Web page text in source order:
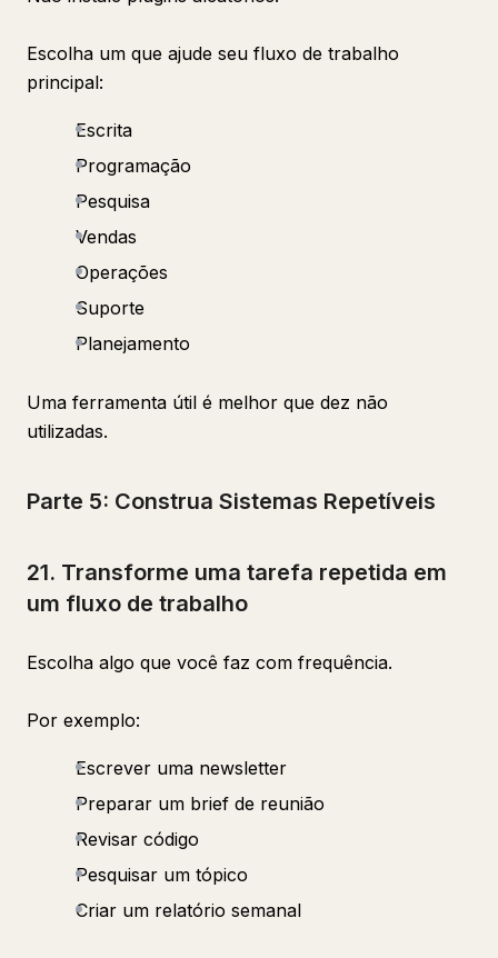
Escolha um que ajude seu fluxo de trabalho
principal:
Escrita
Programação
Pesquisa
Vendas
Operações
Suporte
Planejamento
Uma ferramenta útil é melhor que dez não
utilizadas.
Parte 5: Construa Sistemas Repetíveis
21. Transforme uma tarefa repetida em
um fluxo de trabalho
Escolha algo que você faz com frequência.
Por exemplo:
Escrever uma newsletter
Preparar um brief de reunião
Revisar código
Pesquisar um tópico
Criar um relatório semanal